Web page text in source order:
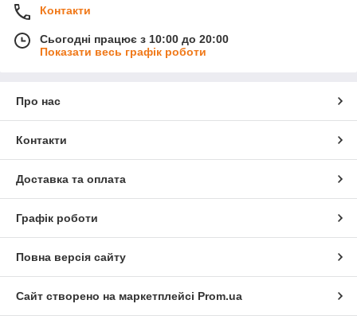
Контакти
Сьогодні працює з 10:00 до 20:00
Показати весь графік роботи
Про нас
Контакти
Доставка та оплата
Графік роботи
Повна версія сайту
Сайт створено на маркетплейсі Prom.ua